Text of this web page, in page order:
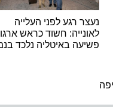
נעצר רגע לפני העלייה
לאונייה: חשוד כראש ארגון
פשיעה באיטליה נלכד בנמל